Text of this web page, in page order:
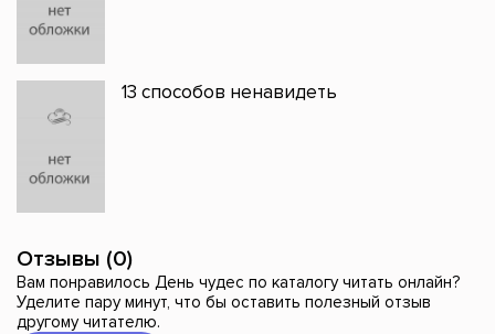
13 способов ненавидеть
Отзывы (0)
Вам понравилось День чудес по каталогу читать онлайн?
Уделите пару минут, что бы оставить полезный отзыв
другому читателю.